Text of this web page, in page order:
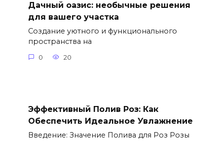
Дачный оазис: необычные решения
для вашего участка
Создание уютного и функционального
пространства на
0 20
Эффективный Полив Роз: Как
Обеспечить Идеальное Увлажнение
Введение: Значение Полива для Роз Розы